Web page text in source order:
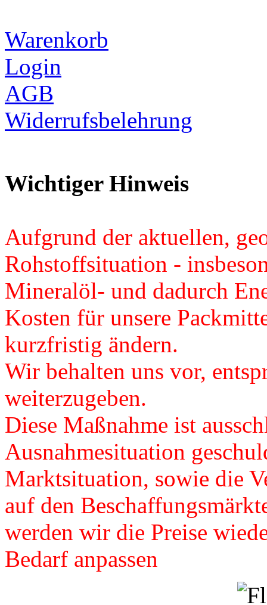
Warenkorb
Login
AGB
Widerrufsbelehrung
Wichtiger Hinweis
Aufgrund der aktuellen,
Rohstoffsituation -
Mineralöl- und dadurch
Kosten für unsere
kurzfristig ändern.
Wir behalten uns vor,
weiterzugeben.
Diese Maßnahme ist
Ausnahmesituation
Marktsituation, sowie die
auf den
werden wir die Preise
Bedarf anpassen